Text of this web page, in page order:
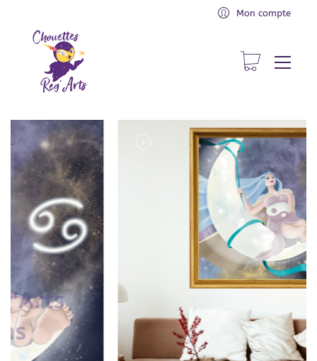
Mon compte